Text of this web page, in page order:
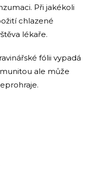
Při jakékoli
chlazené
lékaře.
fólii vypadá
ale může